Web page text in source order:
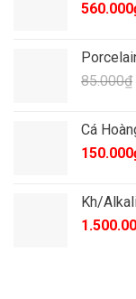
560.000
85.000₫
Cá
150.000
Kh/